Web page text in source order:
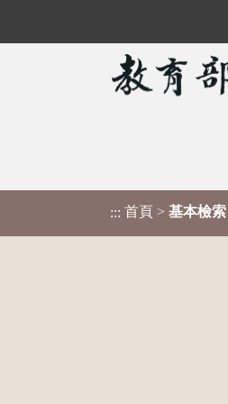
::: 首頁 > 基本檢索